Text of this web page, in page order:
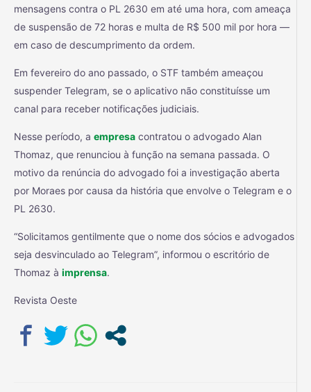
mensagens contra o PL 2630 em até uma hora, com ameaça
de suspensão de 72 horas e multa de R$ 500 mil por hora —
em caso de descumprimento da ordem.
Em fevereiro do ano passado, o STF também ameaçou
suspender Telegram, se o aplicativo não constituísse um
canal para receber notificações judiciais.
Nesse período, a empresa contratou o advogado Alan
Thomaz, que renunciou à função na semana passada. O
motivo da renúncia do advogado foi a investigação aberta
por Moraes por causa da história que envolve o Telegram e o
PL 2630.
“Solicitamos gentilmente que o nome dos sócios e advogados
seja desvinculado ao Telegram”, informou o escritório de
Thomaz à imprensa.
Revista Oeste